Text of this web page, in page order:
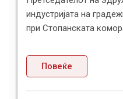
индустријата на
при Стопанската комора
Повеќе